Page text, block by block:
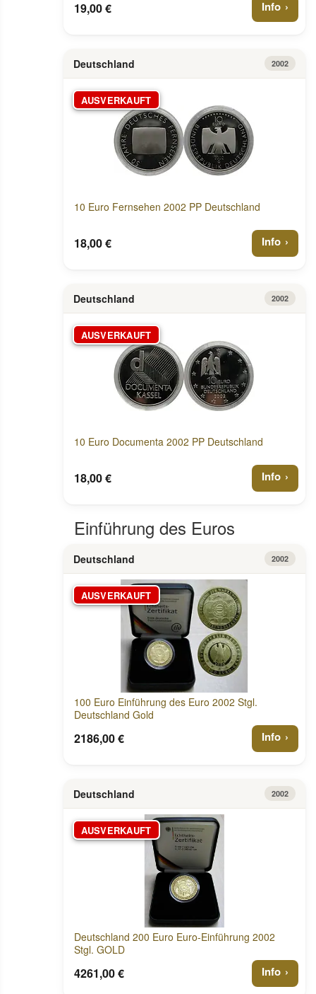
19,00 € Info
Deutschland 2002
AUSVERKAUFT
10 Euro Fernsehen 2002 PP Deutschland
18,00 € Info
Deutschland 2002
AUSVERKAUFT
10 Euro Documenta 2002 PP Deutschland
18,00 € Info
Einführung des Euros
Deutschland 2002
AUSVERKAUFT
100 Euro Einführung des Euro 2002 Stgl.
Deutschland Gold
2186,00 € Info
Deutschland 2002
AUSVERKAUFT
Deutschland 200 Euro Euro-Einführung 2002
Stgl. GOLD
4261,00 € Info